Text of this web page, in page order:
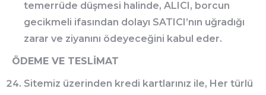
temerrüde düşmesi halinde, ALICI, borcun
gecikmeli ifasından dolayı SATICI’nın uğradığı
zarar ve ziyanını ödeyeceğini kabul eder.
ÖDEME VE TESLİMAT
Sitemiz üzerinden kredi kartlarınız ile, Her türlü